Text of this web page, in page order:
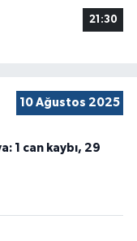
21:30
10 Ağustos 2025
1 can kaybı, 29